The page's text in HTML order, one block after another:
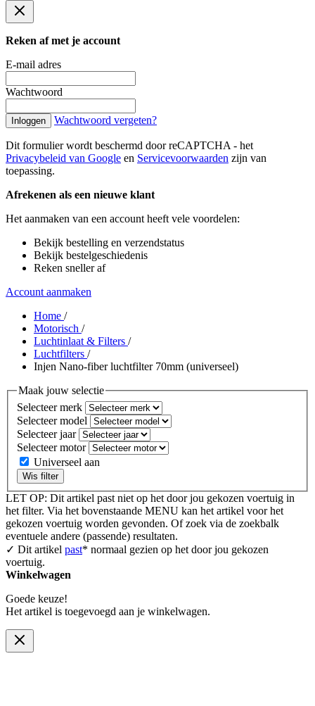
Reken af met je account
E-mail adres
Wachtwoord
Inloggen Wachtwoord vergeten?
Dit formulier wordt beschermd door reCAPTCHA - het
Privacybeleid van Google en Servicevoorwaarden zijn van
toepassing.
Afrekenen als een nieuwe klant
Het aanmaken van een account heeft vele voordelen:
Bekijk bestelling en verzendstatus
Bekijk bestelgeschiedenis
Reken sneller af
Account aanmaken
Home /
Motorisch /
Luchtinlaat & Filters /
Luchtfilters /
Injen Nano-fiber luchtfilter 70mm (universeel)
Maak jouw selectie
Selecteer merk
Selecteer model
Selecteer jaar
Selecteer motor
Universeel aan
Wis filter
LET OP: Dit artikel past niet op het door jou gekozen voertuig in
het filter. Via het bovenstaande MENU kan het artikel voor het
gekozen voertuig worden gevonden. Of zoek via de zoekbalk
eventuele andere (passende) resultaten.
✓ Dit artikel past* normaal gezien op het door jou gekozen
voertuig.
Winkelwagen
Goede keuze!
Het artikel is toegevoegd aan je winkelwagen.